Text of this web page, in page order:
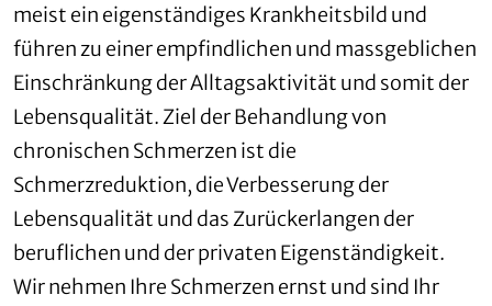
meist ein eigenständiges Krankheitsbild und
führen zu einer empfindlichen und massgeblichen
Einschränkung der Alltagsaktivität und somit der
Lebensqualität. Ziel der Behandlung von
chronischen Schmerzen ist die
Schmerzreduktion, die Verbesserung der
Lebensqualität und das Zurückerlangen der
beruflichen und der privaten Eigenständigkeit.
Wir nehmen Ihre Schmerzen ernst und sind Ihr